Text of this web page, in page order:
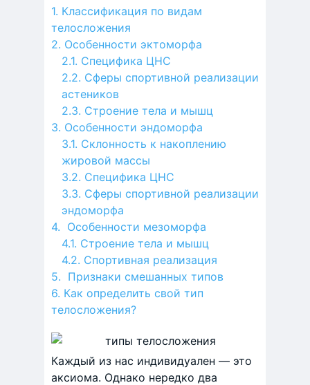
Классификация по видам
телосложения
Особенности эктоморфа
Специфика ЦНС
Сферы спортивной реализации
астеников
Строение тела и мышц
Особенности эндоморфа
Склонность к накоплению
жировой массы
Специфика ЦНС
Сферы спортивной реализации
эндоморфа
Особенности мезоморфа
Строение тела и мышц
Спортивная реализация
Признаки смешанных типов
Как определить свой тип
телосложения?
Каждый из нас индивидуален — это
аксиома. Однако нередко два